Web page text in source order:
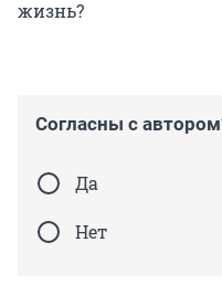
жизнь?
Согласны с
Да
Нет